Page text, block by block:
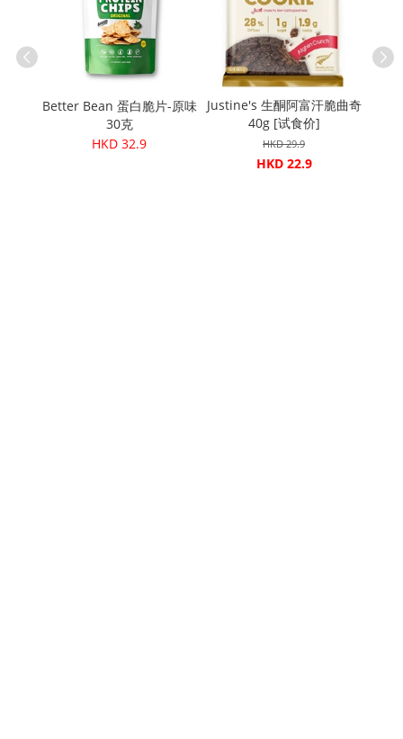
Better Bean 蛋白脆片-原味
30克
HKD 32.9
Justine's 生酮阿富汗脆曲奇
40g [试食价]
HKD 29.9
HKD 22.9